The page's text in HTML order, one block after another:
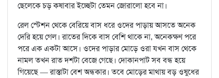
ছেলেকে চড় কষাবার ইচ্ছেটা তেমন জোরালো হবে না।
রেল স্টেশন থেকে বেরিয়ে বাস ধরে ওদের পাড়ায় আসতে অনেক
দেরি হয়ে গেল। রাতের দিকে বাস বেশি থাকে না, অনেকক্ষণ পরে
পরে এক একটা আসে। ওদের পাড়ার মোড়ে ওরা যখন বাস থেকে
নামল তখন রাত দশটা বেজে গেছে। দোকানপাট সব বন্ধ হয়ে
গিয়েছে — রাস্তাটা বেশ অন্ধকার। তবে মোড়ের মাথায় বড় ওষুধের